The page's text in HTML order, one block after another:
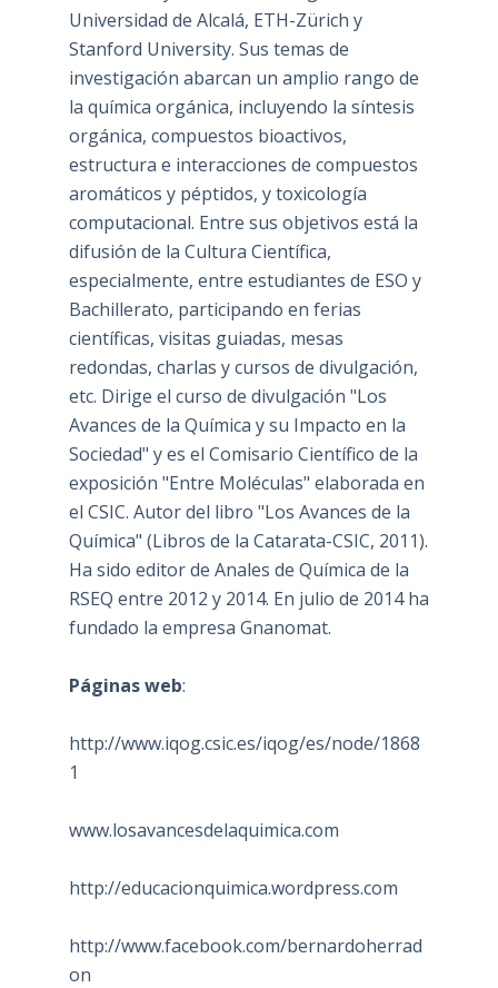
Universidad de Alcalá, ETH-Zürich y
Stanford University. Sus temas de
investigación abarcan un amplio rango de
la química orgánica, incluyendo la síntesis
orgánica, compuestos bioactivos,
estructura e interacciones de compuestos
aromáticos y péptidos, y toxicología
computacional. Entre sus objetivos está la
difusión de la Cultura Científica,
especialmente, entre estudiantes de ESO y
Bachillerato, participando en ferias
científicas, visitas guiadas, mesas
redondas, charlas y cursos de divulgación,
etc. Dirige el curso de divulgación "Los
Avances de la Química y su Impacto en la
Sociedad" y es el Comisario Científico de la
exposición "Entre Moléculas" elaborada en
el CSIC. Autor del libro "Los Avances de la
Química" (Libros de la Catarata-CSIC, 2011).
Ha sido editor de Anales de Química de la
RSEQ entre 2012 y 2014. En julio de 2014 ha
fundado la empresa Gnanomat.
Páginas web:
http://www.iqog.csic.es/iqog/es/node/1868
1
www.losavancesdelaquimica.com
http://educacionquimica.wordpress.com
http://www.facebook.com/bernardoherrad
on